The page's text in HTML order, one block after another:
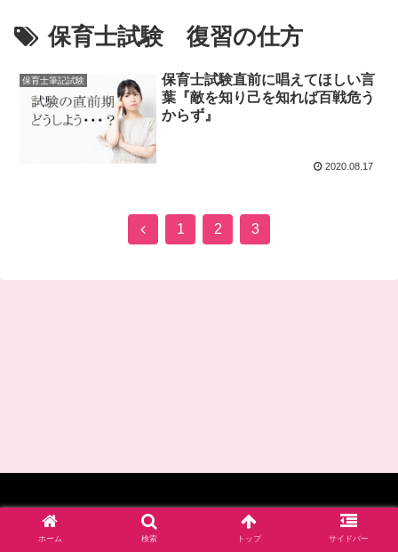
保育士試験 復習の仕方
保育士筆記試験
保育士試験直前に唱えてほしい言
葉『敵を知り己を知れば百戦危う
からず』
2020.08.17
前
1 2 3
© 2017-2026 四谷学院保育士試験対策講座_公式ブログ.
ホーム 検索 トップ サイドバー